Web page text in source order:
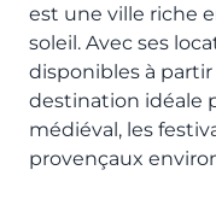
est une ville riche
soleil. Avec ses
disponibles à
destination idéale
médiéval, les
provençaux